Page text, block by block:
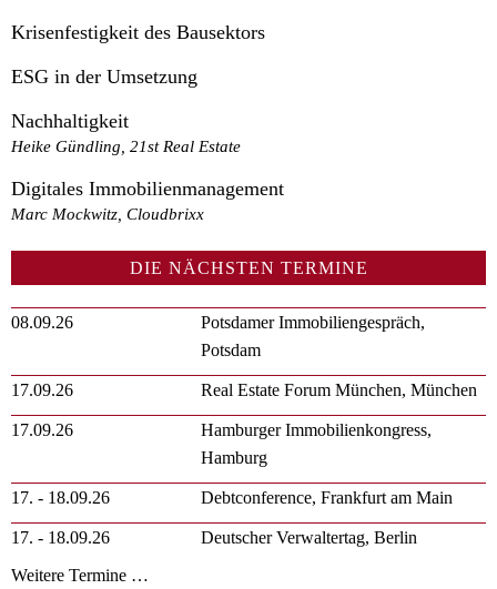
Krisenfestigkeit des Bausektors
ESG in der Umsetzung
Nachhaltigkeit
Heike Gündling, 21st Real Estate
Digitales Immobilienmanagement
Marc Mockwitz, Cloudbrixx
DIE NÄCHSTEN TERMINE
08.09.26
Potsdamer Immobiliengespräch,
Potsdam
17.09.26 Real Estate Forum München, München
17.09.26
Hamburger Immobilienkongress,
Hamburg
17. - 18.09.26 Debtconference, Frankfurt am Main
17. - 18.09.26
Deutscher Verwaltertag, Berlin
Weitere Termine …